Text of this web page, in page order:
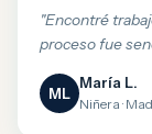
"Encontré
proceso fue
ML
María L.
Niñera ·